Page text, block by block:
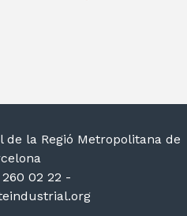
de la Regió Metropolitana de
02 22 -